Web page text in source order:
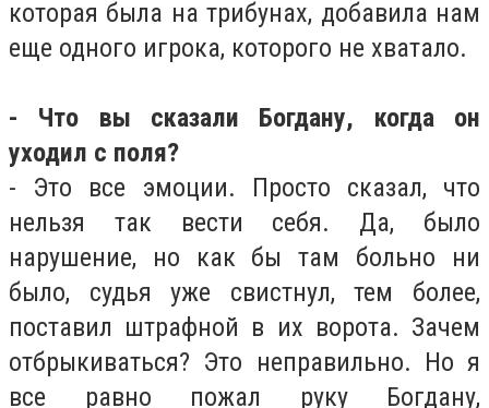
которая была на трибунах, добавила нам
еще одного игрока, которого не хватало.
- Что вы сказали Богдану, когда он
уходил с поля?
- Это все эмоции. Просто сказал, что
нельзя так вести себя. Да, было
нарушение, но как бы там больно ни
было, судья уже свистнул, тем более,
поставил штрафной в их ворота. Зачем
отбрыкиваться? Это неправильно. Но я
все равно пожал руку Богдану,